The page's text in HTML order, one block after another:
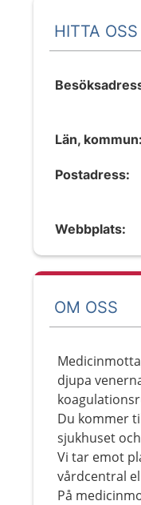
HITTA OSS
Län, kommun:
Postadress:
Webbplats:
OM OSS
djupa
Du kommer
sjukhuset
Vi tar emot
vårdcentral
På